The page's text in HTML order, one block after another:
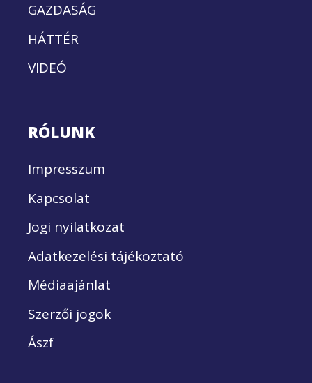
GAZDASÁG
HÁTTÉR
VIDEÓ
RÓLUNK
Impresszum
Kapcsolat
Jogi nyilatkozat
Adatkezelési tájékoztató
Médiaajánlat
Szerzői jogok
Ászf